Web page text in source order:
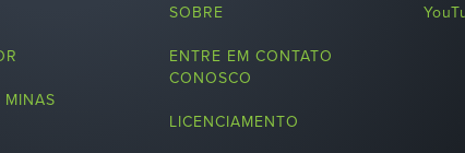
SOBRE
ENTRE EM CONTATO
CONOSCO
LICENCIAMENTO